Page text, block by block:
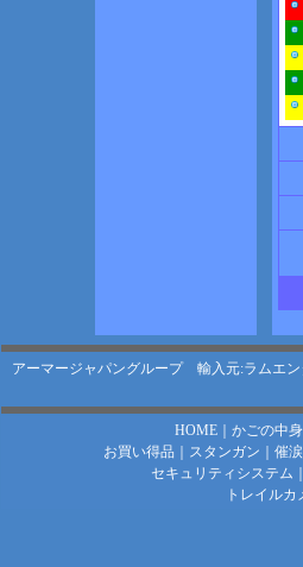
アーマージャパングループ 輸入元:ラムエン
HOME｜ かごの中身
お買い得品
スタンガン 催
セキュリティシステム
トレイルカ